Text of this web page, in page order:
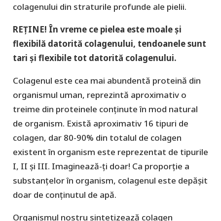
colagenului din straturile profunde ale pielii.
REȚINE! În vreme ce pielea este moale și
flexibilă datorită colagenului, tendoanele sunt
tari și flexibile tot datorită colagenului.
Colagenul este cea mai abundentă proteină din
organismul uman, reprezintă aproximativ o
treime din proteinele conținute în mod natural
de organism. Există aproximativ 16 tipuri de
colagen, dar 80-90% din totalul de colagen
existent în organism este reprezentat de tipurile
I, II și III. Imaginează-ți doar! Ca proporție a
substanțelor în organism, colagenul este depășit
doar de conținutul de apă.
Organismul nostru sintetizează colagen